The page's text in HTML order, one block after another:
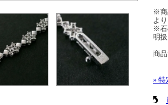
※商
よ
※石
明
商品
» 特